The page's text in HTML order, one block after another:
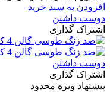
افزودن به سبد خرید
دوست داشتن
اشتراک گذاری
دوست داشتن
اشتراک گذاری
پیشنهاد ویژه محدود